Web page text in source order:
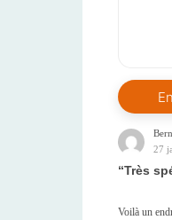
27
Très
Voilà un